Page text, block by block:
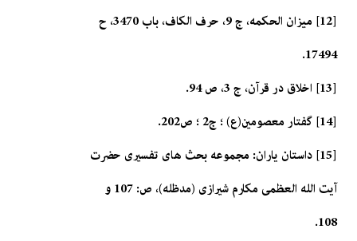
[12] ميزان الحكمه، ج 9، حرف الكاف، باب 3470، ح
17494.
[13] اخلاق در قرآن، ج 3، ص 94.
[14] گفتار معصومين(ع) ؛ ج‏2 ؛ ص202.
[15] داستان ياران: مجموعه بحث هاى تفسيرى حضرت
آيت الله العظمى مكارم شيرازى (مدظله)، ص: 107 و
108.